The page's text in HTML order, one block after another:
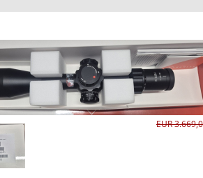
EUR